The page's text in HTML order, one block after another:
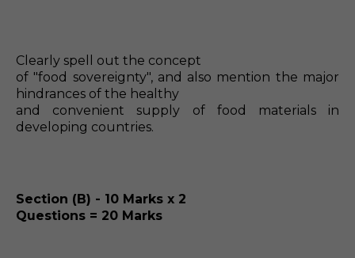
Clearly spell out the concept
of "food sovereignty", and also mention the major
hindrances of the healthy
and convenient supply of food materials in
developing countries.
Section (B) - 10 Marks x 2
Questions = 20 Marks